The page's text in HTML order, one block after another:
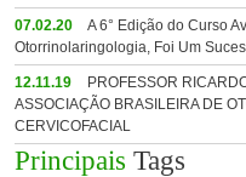
07.02.20
A 6° Edição do Curso
Otorrinolaringologia, Foi Um
12.11.19
PROFESSOR
ASSOCIAÇÃO BRASILEIRA DE
CERVICOFACIAL
Principais Tags